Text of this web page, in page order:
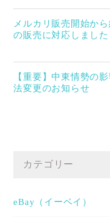
メルカリ販売開始か
の販売に対応しました
【重要】中東情勢の
法変更のお知らせ
カテゴリー
eBay（イーベイ）